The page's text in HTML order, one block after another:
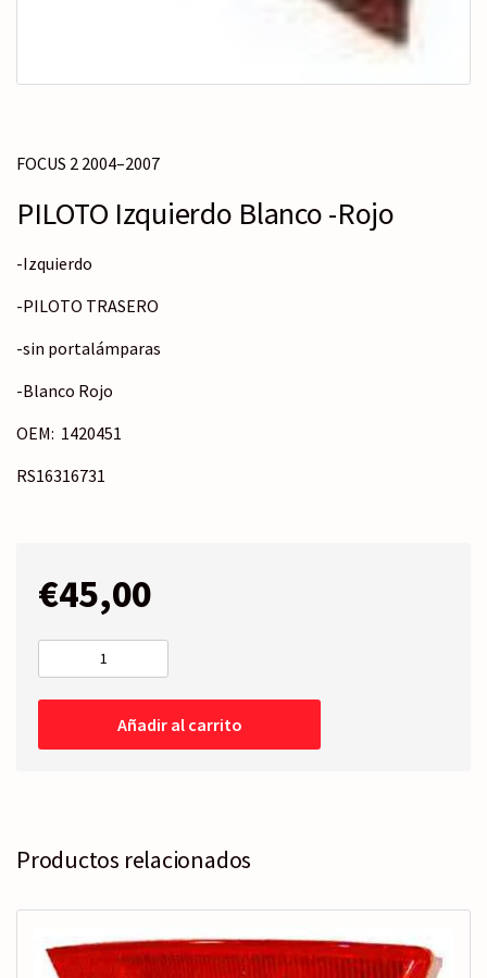
FOCUS 2 2004–2007
PILOTO Izquierdo Blanco -Rojo
-Izquierdo
-PILOTO TRASERO
-sin portalámparas
-Blanco Rojo
OEM: 1420451
RS16316731
€45,00
Rojo
Añadir al carrito
Productos relacionados